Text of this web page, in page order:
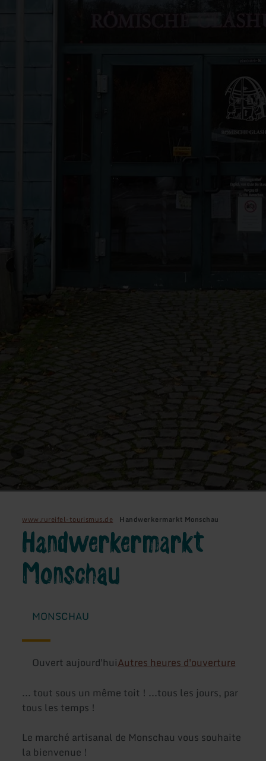
www.rureifel-tourismus.de Handwerkermarkt Monschau
Handwerkermarkt
Monschau
MONSCHAU
Ouvert aujourd'huiAutres heures d'ouverture
... tout sous un même toit ! ...tous les jours, par
tous les temps !
Le marché artisanal de Monschau vous souhaite
la bienvenue !